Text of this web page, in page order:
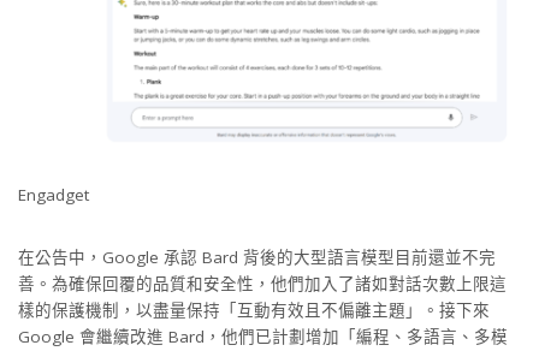
Engadget
在公告中，Google 承認 Bard 背後的大型語言模型目前還並不完
善。為確保回覆的品質和安全性，他們加入了諸如對話次數上限這
樣的保護機制，以盡量保持「互動有效且不偏離主題」。接下來
Google 會繼續改進 Bard，他們已計劃增加「編程、多語言、多模